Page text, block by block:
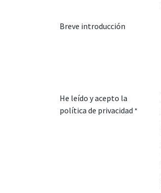
Breve introducción
He leído y acepto la
política de privacidad *